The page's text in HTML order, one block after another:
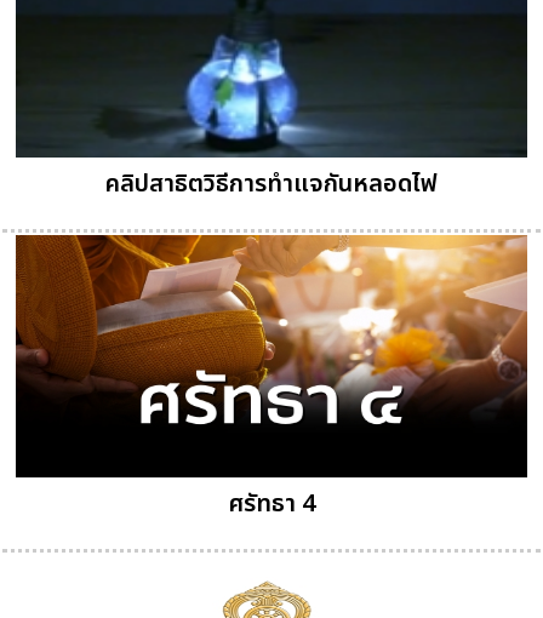
คลิปสาธิตวิธีการทำแจกันหลอดไฟ
ศรัทธา 4